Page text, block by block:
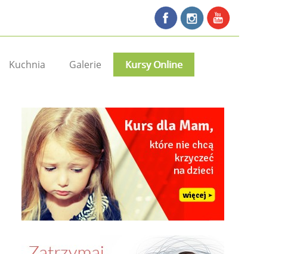
Kuchnia Galerie Kursy Online